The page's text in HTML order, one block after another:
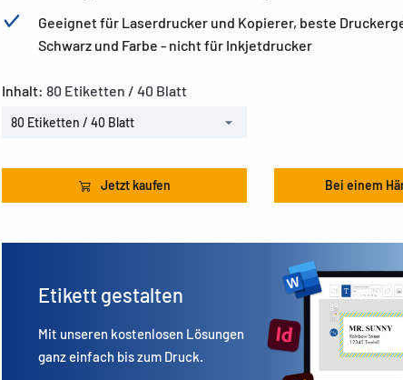
Geeignet für Laserdrucker und Kopierer, beste
Schwarz und Farbe - nicht für Inkjetdrucker
Inhalt: 80 Etiketten / 40 Blatt
80 Etiketten / 40 Blatt
Jetzt kaufen Bei einem
Etikett gestalten
Mit unseren kostenlosen Lösungen
ganz einfach bis zum Druck.